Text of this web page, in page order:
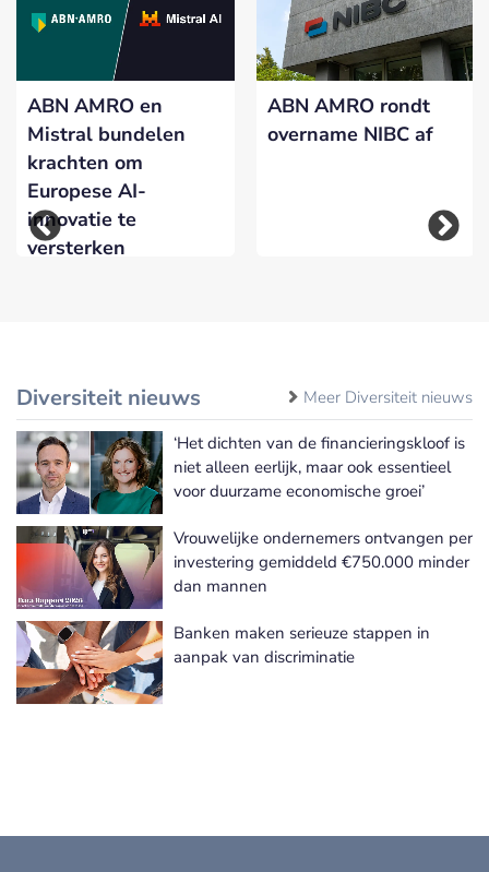
ABN AMRO en
Mistral bundelen
krachten om
Europese AI-
innovatie te
versterken
ABN AMRO rondt
overname NIBC af
Diversiteit nieuws Meer Diversiteit nieuws
‘Het dichten van de financieringskloof is
niet alleen eerlijk, maar ook essentieel
voor duurzame economische groei’
Vrouwelijke ondernemers ontvangen per
investering gemiddeld €750.000 minder
dan mannen
Banken maken serieuze stappen in
aanpak van discriminatie